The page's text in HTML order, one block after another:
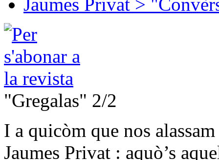
"Gregalas" 2/2
I a quicòm que nos
Jaumes Privat : aquò’s